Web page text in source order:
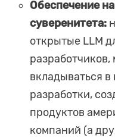
Обеспечение
суверенитета:
открытые LLM
вкладываться
разработки,
продуктов
компаний (а